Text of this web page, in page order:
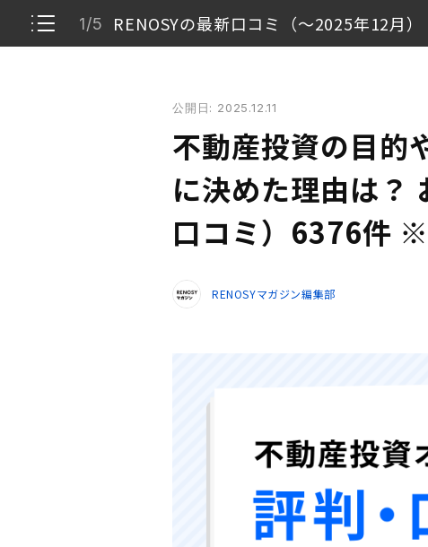
1/5 RENOSYの最新口コミ（〜2025年12月）
RENOSYの最新口コミ（〜2025年12月）
「RENOSYの評判・口コミ」とは
不動産投資の目的（複数回答あり）
口コミは毎日更新しています
公開日: 2025.12.11
不動産投資の目的
に決めた理由は？
口コミ）6376件
RENOSYマガジン編集部